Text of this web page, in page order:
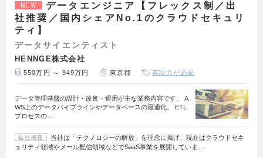
NEW
データエンジニア【フレックス制／出
社推奨／国内シェアNo.1のクラウドセキュリ
ティ】
データサイエンティスト
HENNGE株式会社
550万円 ～ 949万円 東京都 英語力が必要
データ管理基盤の設計・改良・運用が主な業務内容です。 A
WS上のデータパイプラインやデータベースの最適化、 ETL
プロセスの…
会社概要
当社は「テクノロジーの解放」を理念に掲げ、現在はクラウドセキ
ュリティ領域やメール配信領域などでSaaS事業を展開していま…